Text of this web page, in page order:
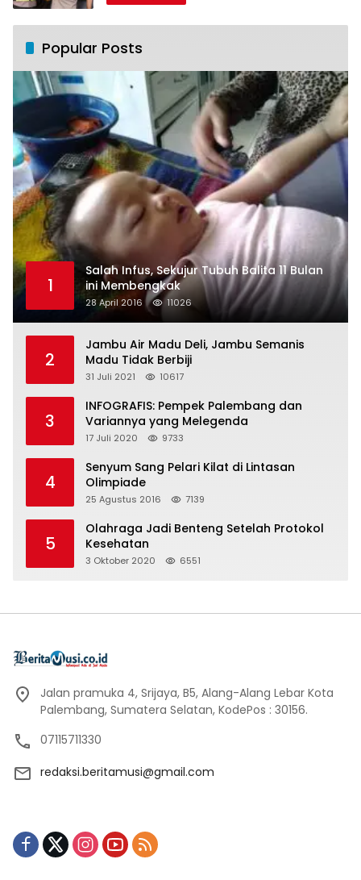
Popular Posts
1
Salah Infus, Sekujur Tubuh Balita 11 Bulan
ini Membengkak
28 April 2016 11026
2
Jambu Air Madu Deli, Jambu Semanis
Madu Tidak Berbiji
31 Juli 2021 10617
3
INFOGRAFIS: Pempek Palembang dan
Variannya yang Melegenda
17 Juli 2020 9733
4
Senyum Sang Pelari Kilat di Lintasan
Olimpiade
25 Agustus 2016 7139
5
Olahraga Jadi Benteng Setelah Protokol
Kesehatan
3 Oktober 2020 6551
Jalan pramuka 4, Srijaya, B5, Alang-Alang Lebar Kota
Palembang, Sumatera Selatan, KodePos : 30156.
07115711330
redaksi.beritamusi@gmail.com